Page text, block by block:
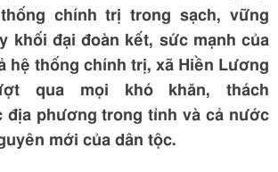
chính trị trong sạch, vững
khối đại đoàn kết, sức mạnh của
hệ thống chính trị, xã Hiền Lương
qua mọi khó khăn, thách
địa phương trong tỉnh và cả nước
mới của dân tộc.